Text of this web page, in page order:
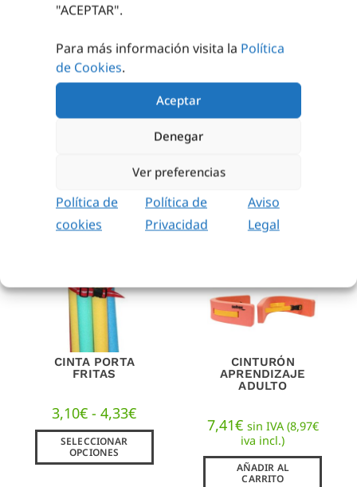
"ACEPTAR".
Para más información visita la Política
de Cookies.
Aceptar
Denegar
Ver preferencias
Política de
cookies
Política de
Privacidad
Aviso
Legal
BASTONES BUCEO
BRAZALETE RO-LO
(14,63€iva incl.)
CINTA PORTA
FRITAS
3,10€ - 4,33€
SELECCIONAR
OPCIONES
CINTURÓN
APRENDIZAJE
ADULTO
7,41€ sin IVA (8,97€
iva incl.)
AÑADIR AL
CARRITO